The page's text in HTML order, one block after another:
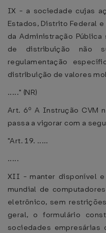
IX - a sociedade cujas
Estados, Distrito Federal
da Administração
de distribuição não
regulamentação
distribuição de valores
....." (NR)
Art. 6º A Instrução CVM
passa a vigorar com a
"Art. 19. .....
.....
XII - manter disponível e
mundial de
eletrônico, sem
geral, o formulário
sociedades empresárias